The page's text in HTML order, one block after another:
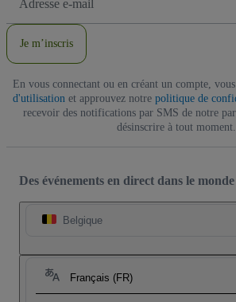
e-
Je m’inscris
En vous connectant ou en créant un compte,
d'utilisation et approuvez notre politique de
recevoir des notifications par SMS de notre
désinscrire à tout moment.
Des événements en direct dans le
Belgique
Français (FR)